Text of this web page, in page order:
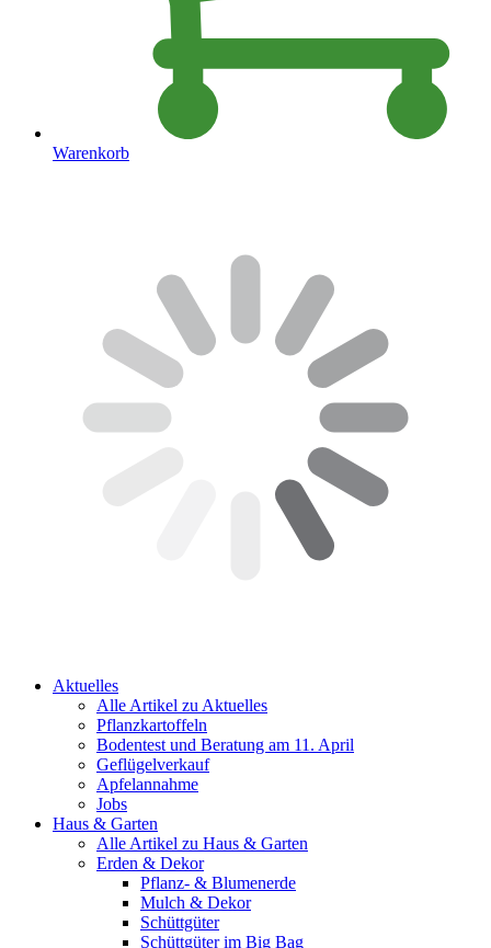
Warenkorb
Aktuelles
Alle Artikel zu Aktuelles
Pflanzkartoffeln
Bodentest und Beratung am 11. April
Geflügelverkauf
Apfelannahme
Jobs
Haus & Garten
Alle Artikel zu Haus & Garten
Erden & Dekor
Pflanz- & Blumenerde
Mulch & Dekor
Schüttgüter
Schüttgüter im Big Bag